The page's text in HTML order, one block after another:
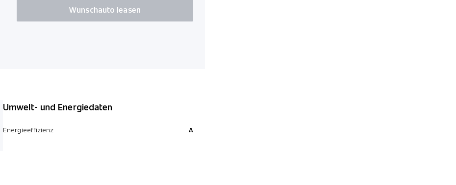
Wunschauto leasen
Umwelt- und Energiedaten
Energieeffizienz A